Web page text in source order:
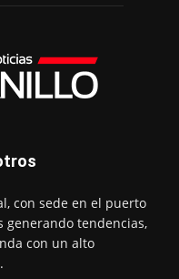
con sede en el puerto
generando tendencias,
con un alto